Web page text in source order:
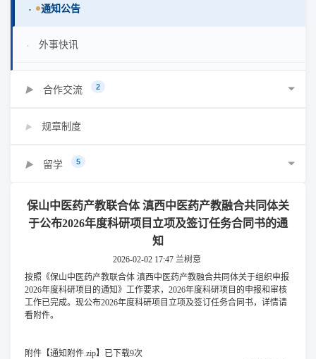
• 通知公告
• 外事快讯
▶ 合作交流 2
▶ 规章制度
▶ 留学 5
保山中医药产教联合体 滇西中医药产教融合共同体关
于公布2026年度科研项目立项及签订任务合同书的通
知
2026-02-02 17:47 兰树意
按照《保山中医药产教联合体 滇西中医药产教融合共同体关于组织申报
2026年度科研项目的通知》工作要求，2026年度科研项目的申报和审核
工作已完成。现公布2026年度科研项目立项及签订任务合同书，详情请
看附件。
附件【通知附件.zip】 已下载9次